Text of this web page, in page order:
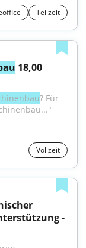
Teilzeit
18,00
? Für
Vollzeit
-